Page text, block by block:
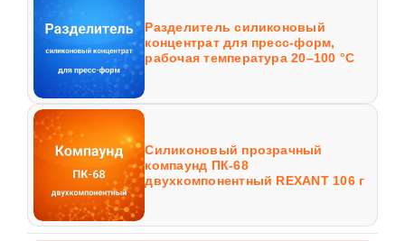
Разделитель силиконовый
концентрат для пресс-форм,
рабочая температура 20–100 °C
Силиконовый прозрачный
компаунд ПК-68
двухкомпонентный REXANT 106 г